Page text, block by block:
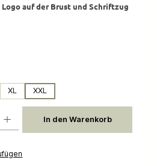
auf der Brust und Schriftzug
XL XXL
In den Warenkorb